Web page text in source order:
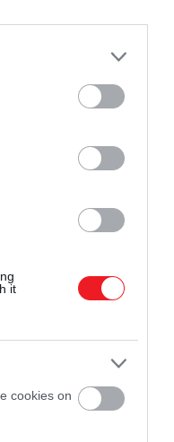
it
cookies on
a telefonjával
A lapnak a
támaszkodnak,
zavarják a
A veterán